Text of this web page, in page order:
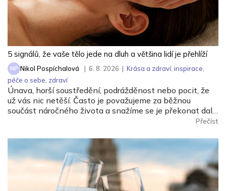
5 signálů, že vaše tělo jede na dluh a většina lidí je přehlíží
NP Nikol Pospíchalová | 6. 8. 2026 | Krása a zdraví, inspirace
péče o sebe zdraví
Únava, horší soustředění, podrážděnost nebo pocit, že
už vás nic netěší. Často je považujeme za běžnou
součást náročného života a snažíme se je překonat další
nečerpá energii z regenerace, ale ze svých rezerv.
Přečíst